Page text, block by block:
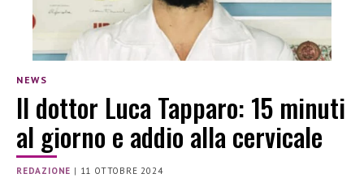
NEWS
Il dottor Luca Tapparo: 15 minuti
al giorno e addio alla cervicale
REDAZIONE | 11 OTTOBRE 2024